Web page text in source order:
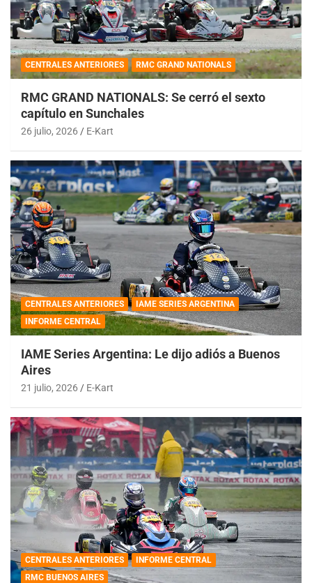
CENTRALES ANTERIORES RMC GRAND NATIONALS
RMC GRAND NATIONALS: Se cerró el sexto
capítulo en Sunchales
26 julio, 2026 E-Kart
CENTRALES ANTERIORES
IAME SERIES ARGENTINA
INFORME CENTRAL
IAME Series Argentina: Le dijo adiós a Buenos
Aires
21 julio, 2026 E-Kart
CENTRALES ANTERIORES
INFORME CENTRAL
RMC BUENOS AIRES